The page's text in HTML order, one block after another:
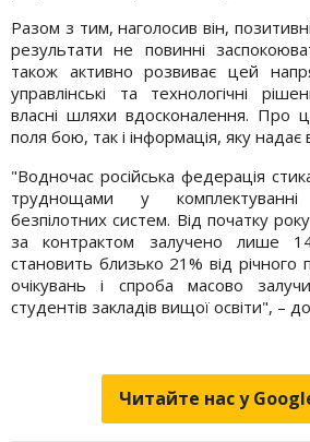
Разом з тим, наголосив він,
результати не повинні
також активно розвиває цей
управлінські та технологічні
власні шляхи вдосконалення. Про
поля бою, так і інформація, яку надає
"Водночас російська федерація
труднощами у комплектуванні
безпілотних систем. Від початку
за контрактом залучено лише
становить близько 21% від річного
очікувань і спроба масово
студентів закладів вищої освіти", –
Читайте нас у